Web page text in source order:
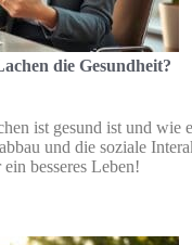
die Gesundheit?
ist gesund ist und wie
und die soziale
besseres Leben!